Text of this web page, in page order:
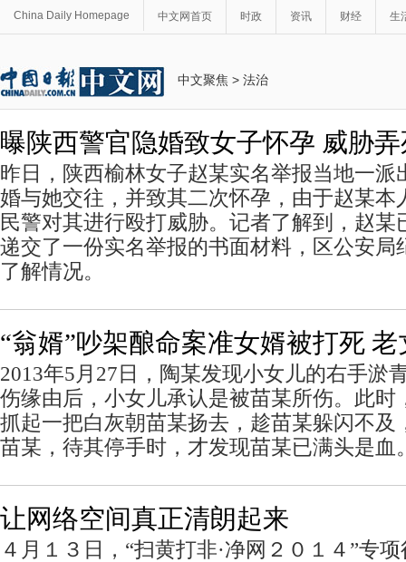
China Daily Homepage 中文网首页 时政 资讯 财经 生
中文聚焦 > 法治
曝陕西警官隐婚致女子怀孕 威胁
昨日，陕西榆林女子赵某实名举报当地一派
婚与她交往，并致其二次怀孕，由于赵某本
民警对其进行殴打威胁。记者了解到，赵某
递交了一份实名举报的书面材料，区公安局
了解情况。
“翁婿”吵架酿命案准女婿被打死
2013年5月27日，陶某发现小女儿的右手淤
伤缘由后，小女儿承认是被苗某所伤。此时
抓起一把白灰朝苗某扬去，趁苗某躲闪不及
苗某，待其停手时，才发现苗某已满头是血
让网络空间真正清朗起来
４月１３日，“扫黄打非·净网２０１４”专